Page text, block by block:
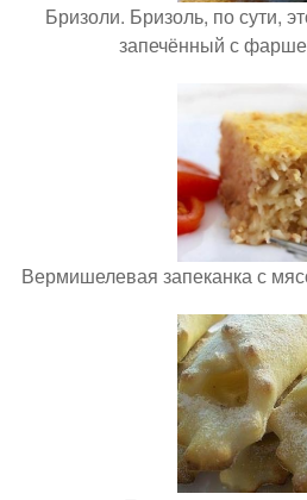
Бризоли. Бризоль, по сути,
запечённый с
Вермишелевая запеканка с